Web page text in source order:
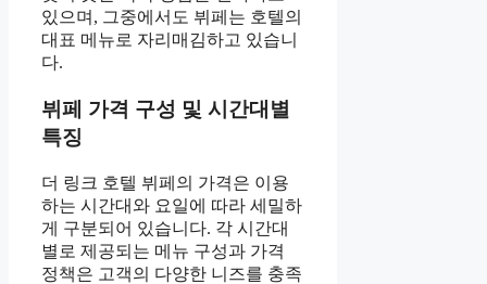
있으며, 그중에서도 뷔페는 호텔의
대표 메뉴로 자리매김하고 있습니
다.
뷔페 가격 구성 및 시간대별
특징
더 링크 호텔 뷔페의 가격은 이용
하는 시간대와 요일에 따라 세밀하
게 구분되어 있습니다. 각 시간대
별로 제공되는 메뉴 구성과 가격
정책은 고객의 다양한 니즈를 충족